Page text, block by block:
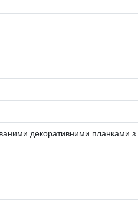
декоративними планками з